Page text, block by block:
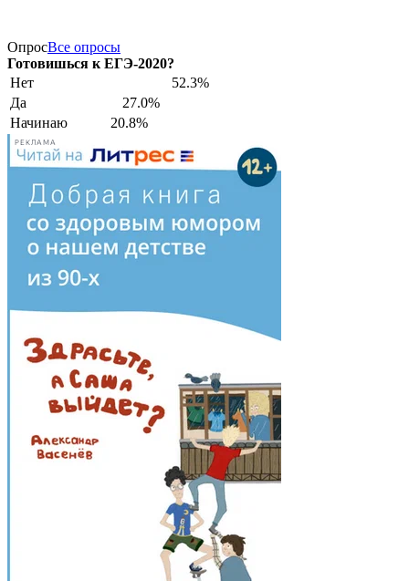
ОпросВсе опросы
Готовишься к ЕГЭ-2020?
Нет
52.3%
Да
27.0%
Начинаю
20.8%
РЕКЛАМА